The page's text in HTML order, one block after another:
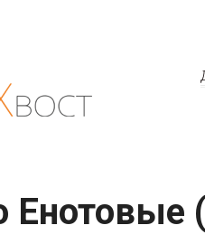
Енотовые